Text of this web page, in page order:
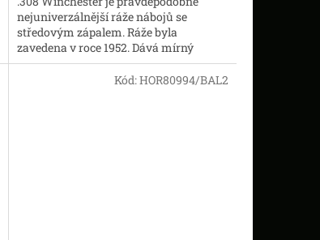
nejuniverzálnější ráže nábojů se
středovým zápalem. Ráže byla
zavedena v roce 1952. Dává mírný
zpětný ráz, dobrou balistiku a rozsáhlý
Kód:HOR80994/BAL2